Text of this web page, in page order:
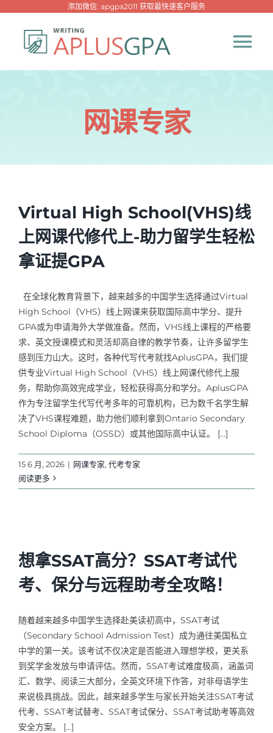
添加微信: apgpa2011 获取最快速客户服务
网课专家
代写资讯
Samples Hot!
网课专家
Virtual High School(VHS)线
上网课代修代上-助力留学生轻松
拿证提GPA
在全球化教育背景下，越来越多的中国学生选择通过Virtual
High School（VHS）线上网课来获取国际高中学分、提升
GPA或为申请海外大学做准备。然而，VHS线上课程的严格要
求、英文授课模式和灵活却高自律的教学节奏，让许多留学生
感到压力山大。这时，各种代写代考就找AplusGPA，我们提
供专业Virtual High School（VHS）线上网课代修代上服
务，帮助你高效完成学业，轻松获得高分和学分。AplusGPA
作为专注留学生代写代考多年的可靠机构，已为数千名学生解
决了VHS课程难题，助力他们顺利拿到Ontario Secondary
School Diploma（OSSD）或其他国际高中认证。 […]
15 6 月, 2026 | 网课专家, 代考专家
阅读更多
想拿SSAT高分？SSAT考试代
考、保分与远程助考全攻略！
随着越来越多中国学生选择赴美读初高中，SSAT考试
（Secondary School Admission Test）成为通往美国私立
中学的第一关。该考试不仅决定是否能进入理想学校，更关系
到奖学金发放与申请评估。然而，SSAT考试难度极高，涵盖词
汇、数学、阅读三大部分，全英文环境下作答，对非母语学生
来说极具挑战。因此，越来越多学生与家长开始关注SSAT考试
代考、SSAT考试替考、SSAT考试保分、SSAT考试助考等高效
安全方案。 […]